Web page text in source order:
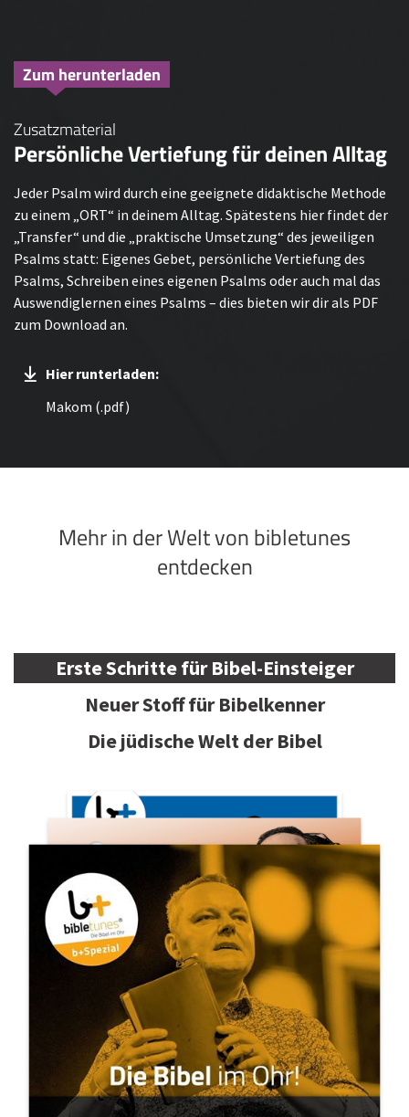
Zum herunterladen
Zusatzmaterial
Persönliche Vertiefung für deinen Alltag
Jeder Psalm wird durch eine geeignete didaktische Methode
zu einem „ORT“ in deinem Alltag. Spätestens hier findet der
„Transfer“ und die „praktische Umsetzung“ des jeweiligen
Psalms statt: Eigenes Gebet, persönliche Vertiefung des
Psalms, Schreiben eines eigenen Psalms oder auch mal das
Auswendiglernen eines Psalms – dies bieten wir dir als PDF
zum Download an.
Hier runterladen:
Makom (.pdf)
Mehr in der Welt von bibletunes
entdecken
Erste Schritte für Bibel-Einsteiger
Neuer Stoff für Bibelkenner
Die jüdische Welt der Bibel